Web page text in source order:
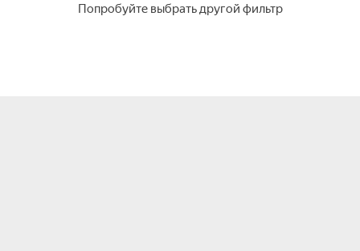
Попробуйте выбрать другой фильтр